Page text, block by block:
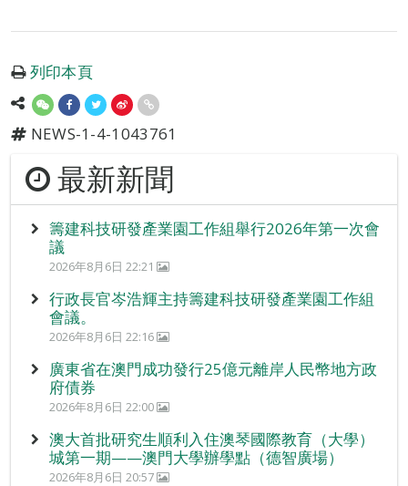
列印本頁
NEWS-1-4-1043761
最新新聞
籌建科技研發產業園工作組舉行2026年第一次會
議
2026年8月6日 22:21
行政長官岑浩輝主持籌建科技研發產業園工作組
會議。
2026年8月6日 22:16
廣東省在澳門成功發行25億元離岸人民幣地方政
府債券
2026年8月6日 22:00
澳大首批研究生順利入住澳琴國際教育（大學）
城第一期——澳門大學辦學點（德智廣場）
2026年8月6日 20:57